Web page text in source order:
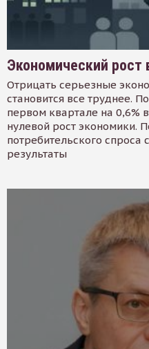
Экономический рост
Отрицать серьезные
становится все труднее.
первом квартале на 0,6%
нулевой рост экономики.
потребительского
результаты